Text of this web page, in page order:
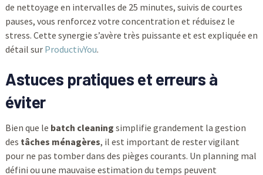
de nettoyage en intervalles de 25 minutes, suivis de courtes
pauses, vous renforcez votre concentration et réduisez le
stress. Cette synergie s’avère très puissante et est expliquée en
détail sur ProductivYou.
Astuces pratiques et erreurs à
éviter
Bien que le batch cleaning simplifie grandement la gestion
des tâches ménagères, il est important de rester vigilant
pour ne pas tomber dans des pièges courants. Un planning mal
défini ou une mauvaise estimation du temps peuvent